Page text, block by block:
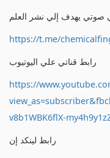
صوتي يهدف إلي نشر العلم
https://t.me/
رابط قناتي علي اليوتيوب
https://
v8b1WBK6flX-
رابط لينكد إن